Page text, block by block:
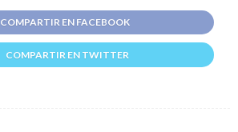
COMPARTIR EN FACEBOOK
COMPARTIR EN TWITTER